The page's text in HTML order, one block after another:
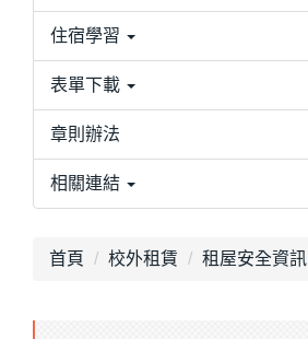
住宿學習
表單下載
章則辦法
相關連結
首頁 校外租賃 租屋安全資訊